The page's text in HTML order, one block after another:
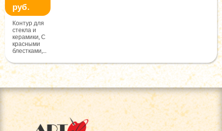
руб.
Контур для
стекла и
керамики, С
красными
блестками,